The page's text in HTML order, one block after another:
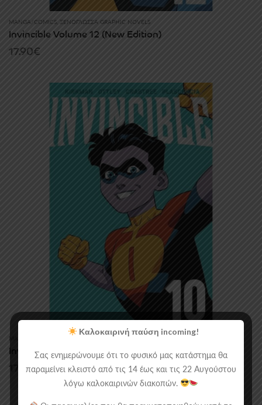
MANGA/COMICS, ΞΕΝΌΓΛΩΣΣΑ GRAPHIC NOVELS
Invincible Volume 12 (New Edition)
17.90€
MANGA/COMICS ΞΕΝΌΓΛΩΣΣΑ GRAPHIC NOVELS
Invincible Volume 10 (New Edition)
17.90€
Καλοκαιρινή παύση incoming!
Σας ενημερώνουμε ότι το φυσικό μας κατάστημα θα
παραμείνει κλειστό από τις 14 έως και τις 22 Αυγούστου
λόγω καλοκαιρινών διακοπών.